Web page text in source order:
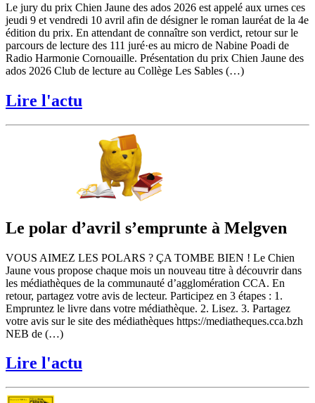
Le jury du prix Chien Jaune des ados 2026 est appelé aux urnes ces
jeudi 9 et vendredi 10 avril afin de désigner le roman lauréat de la 4e
édition du prix. En attendant de connaître son verdict, retour sur le
parcours de lecture des 111 juré·es au micro de Nabine Poadi de
Radio Harmonie Cornouaille. Présentation du prix Chien Jaune des
ados 2026 Club de lecture au Collège Les Sables (…)
Lire l'actu
Le polar d’avril s’emprunte à Melgven
VOUS AIMEZ LES POLARS ? ÇA TOMBE BIEN ! Le Chien
Jaune vous propose chaque mois un nouveau titre à découvrir dans
les médiathèques de la communauté d’agglomération CCA. En
retour, partagez votre avis de lecteur. Participez en 3 étapes : 1.
Empruntez le livre dans votre médiathèque. 2. Lisez. 3. Partagez
votre avis sur le site des médiathèques https://mediatheques.cca.bzh
NEB de (…)
Lire l'actu